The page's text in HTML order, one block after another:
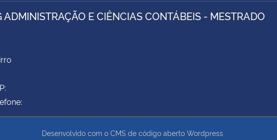
ADMINISTRAÇÃO E CIÊNCIAS CONTÁBEIS - MESTRADO
Desenvolvido com o CMS de código aberto Wordpress